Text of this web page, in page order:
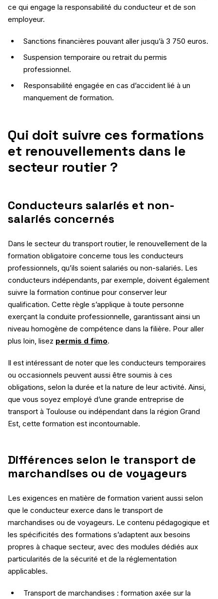
ce qui engage la responsabilité du conducteur et de son
employeur.
Sanctions financières pouvant aller jusqu’à 3 750 euros.
Suspension temporaire ou retrait du permis
professionnel.
Responsabilité engagée en cas d’accident lié à un
manquement de formation.
Qui doit suivre ces formations
et renouvellements dans le
secteur routier ?
Conducteurs salariés et non-
salariés concernés
Dans le secteur du transport routier, le renouvellement de la
formation obligatoire concerne tous les conducteurs
professionnels, qu’ils soient salariés ou non-salariés. Les
conducteurs indépendants, par exemple, doivent également
suivre la formation continue pour conserver leur
qualification. Cette règle s’applique à toute personne
exerçant la conduite professionnelle, garantissant ainsi un
niveau homogène de compétence dans la filière. Pour aller
plus loin, lisez permis d fimo.
Il est intéressant de noter que les conducteurs temporaires
ou occasionnels peuvent aussi être soumis à ces
obligations, selon la durée et la nature de leur activité. Ainsi,
que vous soyez employé d’une grande entreprise de
transport à Toulouse ou indépendant dans la région Grand
Est, cette formation est incontournable.
Différences selon le transport de
marchandises ou de voyageurs
Les exigences en matière de formation varient aussi selon
que le conducteur exerce dans le transport de
marchandises ou de voyageurs. Le contenu pédagogique et
les spécificités des formations s’adaptent aux besoins
propres à chaque secteur, avec des modules dédiés aux
particularités de la sécurité et de la réglementation
applicables.
Transport de marchandises : formation axée sur la